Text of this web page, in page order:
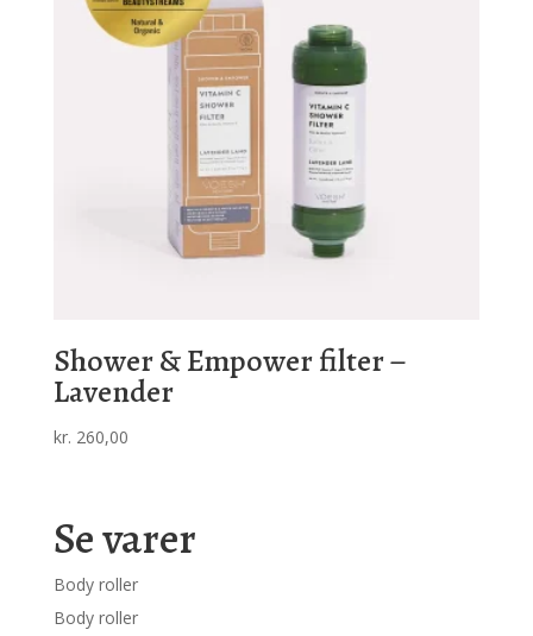
Shower & Empower filter –
Lavender
kr. 260,00
Se varer
Body roller
Body roller